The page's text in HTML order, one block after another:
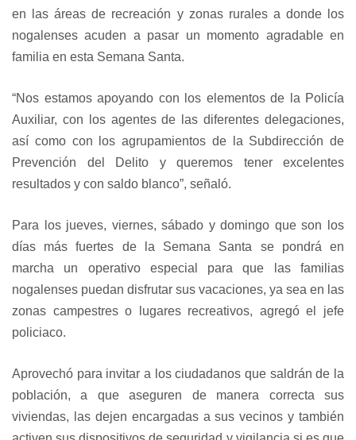
en las áreas de recreación y zonas rurales a donde los
nogalenses acuden a pasar un momento agradable en
familia en esta Semana Santa.
“Nos estamos apoyando con los elementos de la Policía
Auxiliar, con los agentes de las diferentes delegaciones,
así como con los agrupamientos de la Subdirección de
Prevención del Delito y queremos tener excelentes
resultados y con saldo blanco”, señaló.
Para los jueves, viernes, sábado y domingo que son los
días más fuertes de la Semana Santa se pondrá en
marcha un operativo especial para que las familias
nogalenses puedan disfrutar sus vacaciones, ya sea en las
zonas campestres o lugares recreativos, agregó el jefe
policiaco.
Aprovechó para invitar a los ciudadanos que saldrán de la
población, a que aseguren de manera correcta sus
viviendas, las dejen encargadas a sus vecinos y también